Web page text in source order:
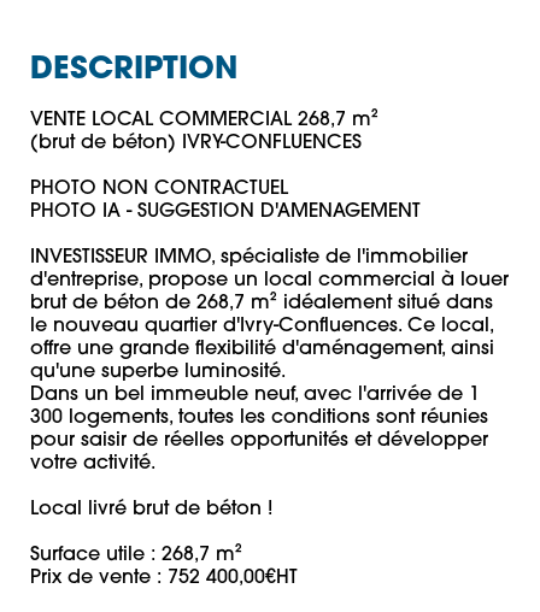
DESCRIPTION
VENTE LOCAL COMMERCIAL 268,7 m²
(brut de béton) IVRY-CONFLUENCES
PHOTO NON CONTRACTUEL
PHOTO IA - SUGGESTION D'AMENAGEMENT
INVESTISSEUR IMMO, spécialiste de l'immobilier
d'entreprise, propose un local commercial à louer
brut de béton de 268,7 m² idéalement situé dans
le nouveau quartier d'Ivry-Confluences. Ce local,
offre une grande flexibilité d'aménagement, ainsi
qu'une superbe luminosité.
Dans un bel immeuble neuf, avec l'arrivée de 1
300 logements, toutes les conditions sont réunies
pour saisir de réelles opportunités et développer
votre activité.
Local livré brut de béton !
Surface utile : 268,7 m²
Prix de vente : 752 400,00€HT